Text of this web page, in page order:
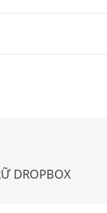
DROPBOX